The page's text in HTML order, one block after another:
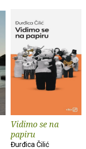
Vidimo se na
papiru
Đurđica Čilić